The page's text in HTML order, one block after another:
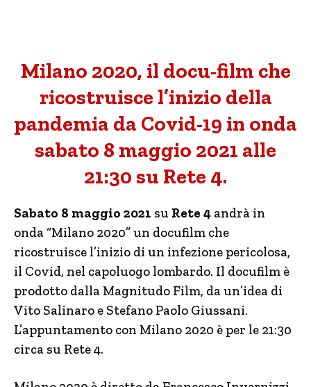
Milano 2020, il docu-film che
ricostruisce l’inizio della
pandemia da Covid-19 in onda
sabato 8 maggio 2021 alle
21:30 su Rete 4.
Sabato 8 maggio 2021 su Rete 4 andrà in
onda “Milano 2020” un docufilm che
ricostruisce l’inizio di un infezione pericolosa,
il Covid, nel capoluogo lombardo. Il docufilm è
prodotto dalla Magnitudo Film, da un’idea di
Vito Salinaro e Stefano Paolo Giussani.
L’appuntamento con Milano 2020 è per le 21:30
circa su Rete 4.